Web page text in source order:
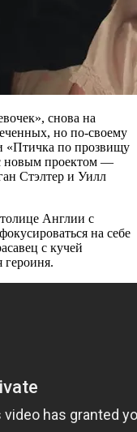
снова на
но по-своему
«Птичка по прозвищу
новым проектом —
Стэлтер и Уилл
Англии с
на себе
с кучей
героиня.